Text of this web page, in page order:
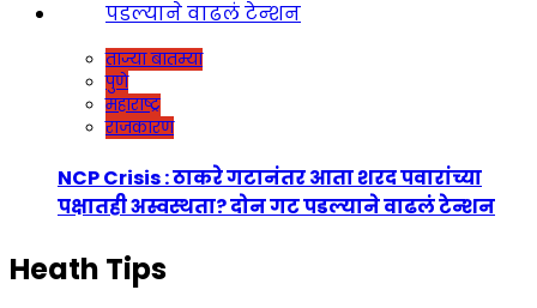
ताज्या बातम्या
पुणे
महाराष्ट्र
राजकारण
NCP Crisis : ठाकरे गटानंतर आता शरद पवारांच्या
पक्षातही अस्वस्थता? दोन गट पडल्याने वाढलं टेन्शन
Heath Tips